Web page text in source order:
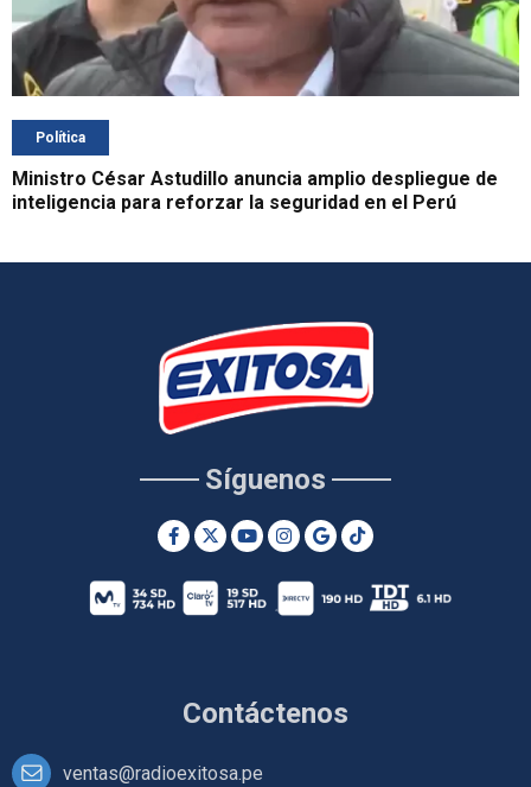
Política
Ministro César Astudillo anuncia amplio despliegue de
inteligencia para reforzar la seguridad en el Perú
Contáctenos
ventas@radioexitosa.pe
Síguenos